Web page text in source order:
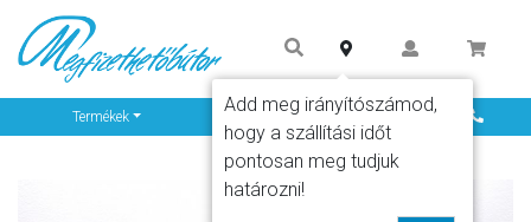
Termékek Info
Add meg irányítószámod,
hogy a szállítási időt
pontosan meg tudjuk
határozni!